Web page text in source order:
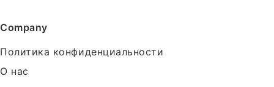
Company
Политика конфиденциальности
О нас